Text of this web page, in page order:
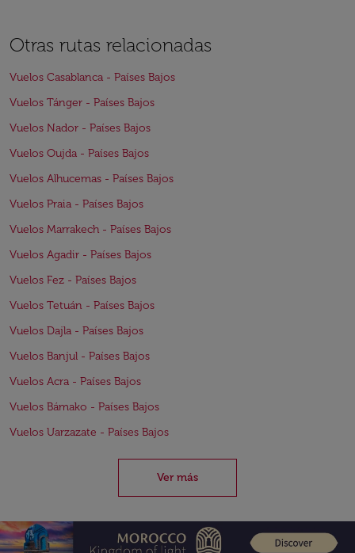
Otras rutas relacionadas
Vuelos Casablanca - Países Bajos
Vuelos Tánger - Países Bajos
Vuelos Nador - Países Bajos
Vuelos Oujda - Países Bajos
Vuelos Alhucemas - Países Bajos
Vuelos Praia - Países Bajos
Vuelos Marrakech - Países Bajos
Vuelos Agadir - Países Bajos
Vuelos Fez - Países Bajos
Vuelos Tetuán - Países Bajos
Vuelos Dajla - Países Bajos
Vuelos Banjul - Países Bajos
Vuelos Acra - Países Bajos
Vuelos Bámako - Países Bajos
Vuelos Uarzazate - Países Bajos
Ver más